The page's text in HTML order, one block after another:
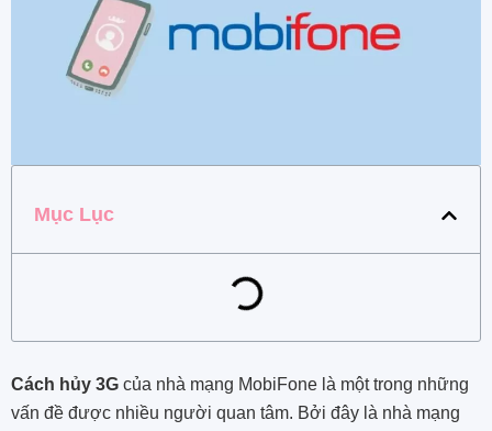
Mục Lục
Cách hủy 3G của nhà mạng MobiFone là một trong những
vấn đề được nhiều người quan tâm. Bởi đây là nhà mạng